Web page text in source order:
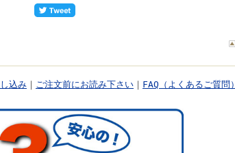
込み ｜ ご注文前にお読み下さい ｜ FAQ（よくあるご質問）